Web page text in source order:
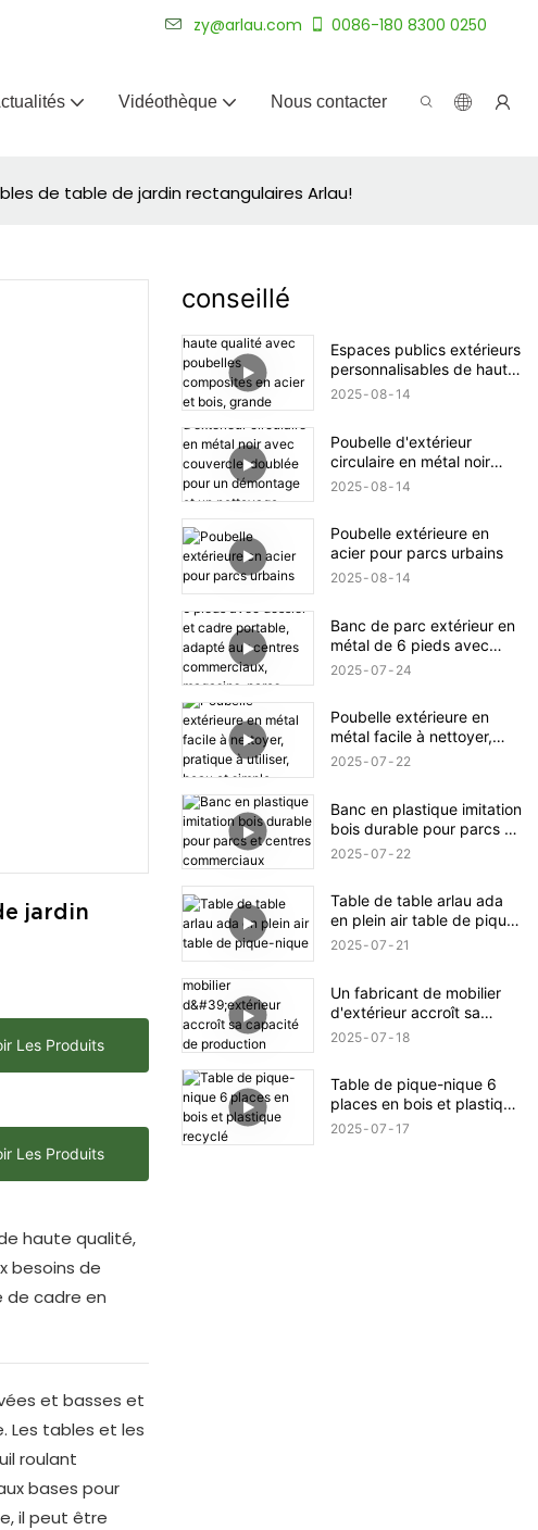
zy@arlau.com 0086-180 8300 0250
Vidéothèque Nous contacter
de table de jardin rectangulaires Arlau!
jardin
Les Produits
Les Produits
haute qualité,
besoins de
cadre en
et basses et
Les tables et les
roulant
bases pour
il peut être
conseillé
Espaces publics extérieurs
personnalisables de haute
qualité avec poubelles
protection solaire et
résistance à l'usure
2025 08 14
Poubelle d'extérieur
circulaire en métal noir
avec couvercle, doublée
2025 08 14
Poubelle extérieure en
acier pour parcs urbains
2025 08 14
Banc de parc extérieur en
métal de 6 pieds avec
dossier et cadre portable,
parcs, terrasses et patios,
noir
2025 07 24
Poubelle extérieure en
métal facile à nettoyer,
pratique à utiliser, beau et
2025 07 22
Banc en plastique imitation
bois durable pour parcs et
centres commerciaux
2025 07 22
Table de table arlau ada
en plein air table de pique-
nique
2025 07 21
Un fabricant de mobilier
d'extérieur accroît sa
capacité de production
2025 07 18
Table de pique-nique 6
places en bois et plastique
recyclé
2025 07 17